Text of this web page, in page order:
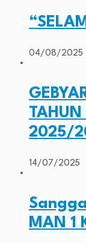
04/08/2025
TAHUN
2025/
14/07/2025
MAN 1